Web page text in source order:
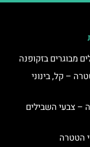
מבוגרים בזקופנה
– קל, בינוני
– צבעי השבילים
הטטרה